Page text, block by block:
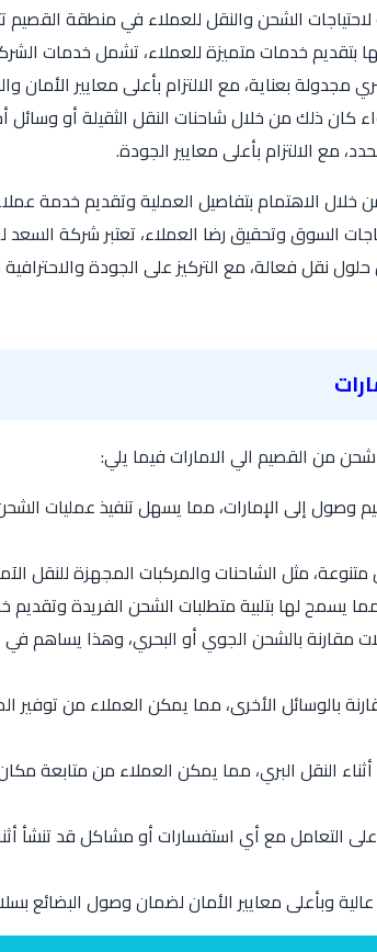
الشحن والنقل للعملاء في منطقة القصيم
بتقديم خدمات متميزة للعملاء، تشمل خدمات
بعناية، مع الالتزام بأعلى معايير الأمان
كان ذلك من خلال شاحنات النقل الثقيلة أو
مع الالتزام بأعلى معايير الجودة.
الاهتمام بتفاصيل العملية وتقديم خدمة
السوق وتحقيق رضا العملاء، تعتبر شركة
حلول نقل فعالة، مع التركيز على الجودة
من القصيم الي الامارات فيما يلي:
وصول إلى الإمارات، مما يسهل تنفيذ عمليات
مثل الشاحنات والمركبات المجهزة للنقل
يسمح لها بتلبية متطلبات الشحن الفريدة وتقديم
بالشحن الجوي أو البحري، وهذا يساهم في
بالوسائل الأخرى، مما يمكن العملاء من توفير
النقل البري، مما يمكن العملاء من متابعة
التعامل مع أي استفسارات أو مشاكل قد تنشأ
وبأعلى معايير الأمان لضمان وصول البضائع